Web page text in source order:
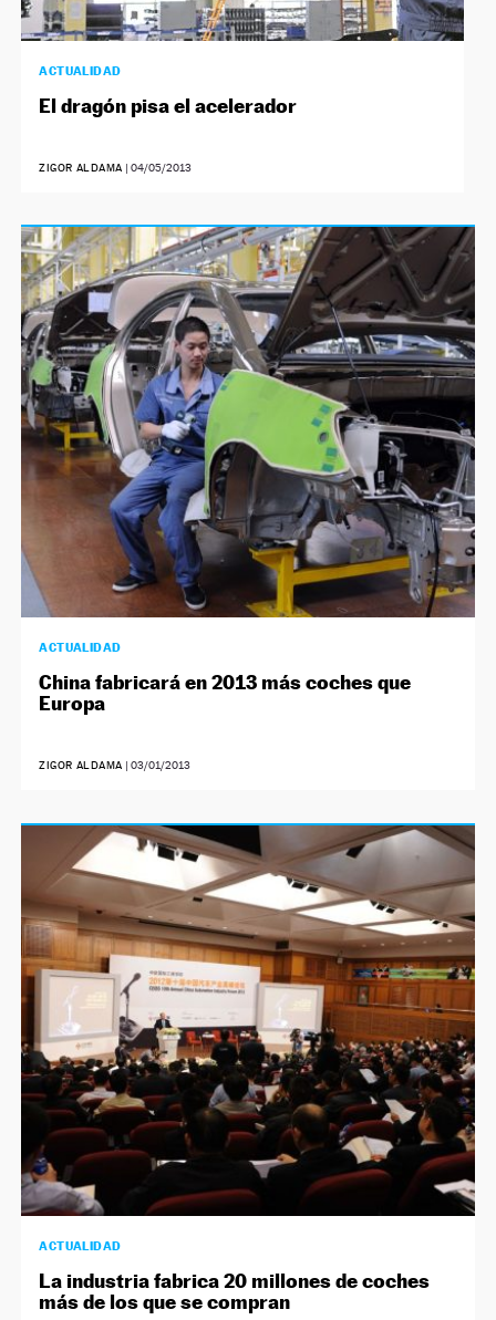
ACTUALIDAD
El dragón pisa el acelerador
ZIGOR ALDAMA |04/05/2013
ACTUALIDAD
China fabricará en 2013 más coches que
Europa
ZIGOR ALDAMA |03/01/2013
ACTUALIDAD
La industria fabrica 20 millones de coches
más de los que se compran